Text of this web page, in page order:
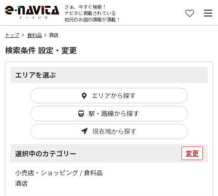
さぁ、今すぐ検索！
ナビタに掲載されている
地元のお店の情報が満載！
トップ 食料品 酒店
検索条件 設定・変更
エリアを選ぶ
エリアから探す
駅・路線から探す
現在地から探す
選択中のカテゴリー 変更
小売店・ショッピング / 食料品
酒店